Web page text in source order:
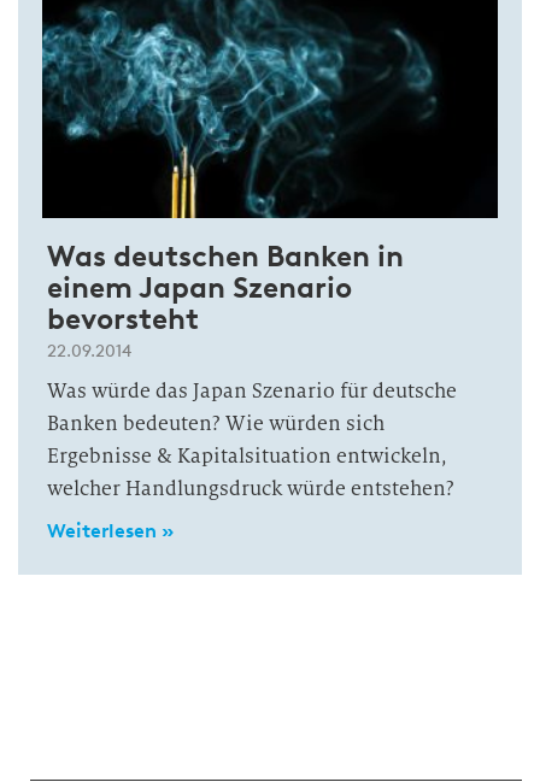
Was deutschen Banken in
einem Japan Szenario
bevorsteht
22.09.2014
Was würde das Japan Szenario für deutsche
Banken bedeuten? Wie würden sich
Ergebnisse & Kapitalsituation entwickeln,
welcher Handlungsdruck würde entstehen?
Weiterlesen »